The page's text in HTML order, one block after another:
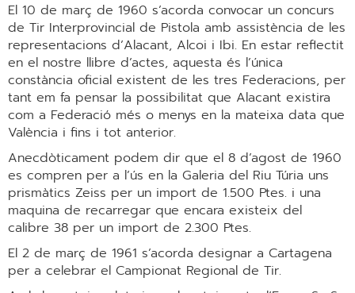
El 10 de març de 1960 s’acorda convocar un concurs
de Tir Interprovincial de Pistola amb assistència de les
representacions d’Alacant, Alcoi i Ibi. En estar reflectit
en el nostre llibre d’actes, aquesta és l’única
constància oficial existent de les tres Federacions, per
tant em fa pensar la possibilitat que Alacant existira
com a Federació més o menys en la mateixa data que
València i fins i tot anterior.
Anecdòticament podem dir que el 8 d’agost de 1960
es compren per a l’ús en la Galeria del Riu Túria uns
prismàtics Zeiss per un import de 1.500 Ptes. i una
maquina de recarregar que encara existeix del
calibre 38 per un import de 2.300 Ptes.
El 2 de març de 1961 s’acorda designar a Cartagena
per a celebrar el Campionat Regional de Tir.